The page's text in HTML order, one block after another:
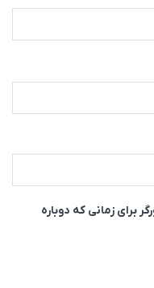
برای زمانی که دوباره